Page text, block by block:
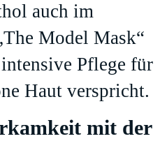
auch im
Model Mask“
Pflege für
Haut verspricht.
mit der